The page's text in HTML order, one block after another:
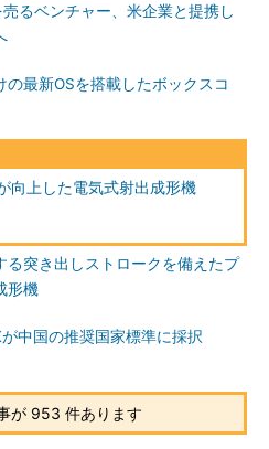
売るベンチャー、米企業と提携し
の最新OSを搭載したボックスコ
向上した電気式射出成形機
る突き出しストロークを備えたプ
形機
中国の推奨国家標準に採択
が 953 件あります